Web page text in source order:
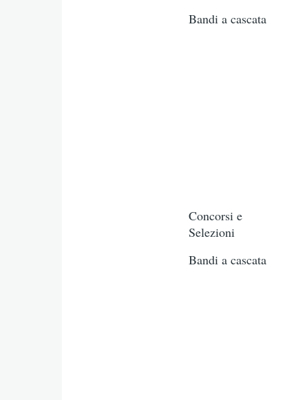
Bandi a cascata
Concorsi e
Selezioni
Bandi a cascata